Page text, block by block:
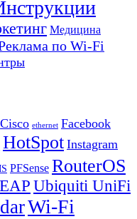
Медицина
по Wi-Fi
Cisco ethernet Facebook
HotSpot Instagram
PFSense RouterOS
Ubiquiti UniFi
Wi-Fi